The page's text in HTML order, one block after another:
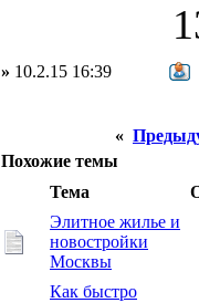
» 10.2.15 16:39
«
Похожие темы
Тема
Элитное жилье и
новостройки
Москвы
Как быстро